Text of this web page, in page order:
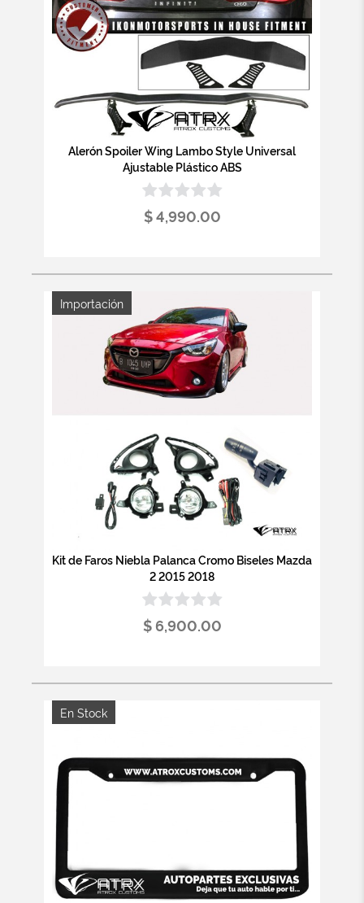
Alerón Spoiler Wing Lambo Style Universal
Ajustable Plástico ABS
$ 4,990.00
Importación
Kit de Faros Niebla Palanca Cromo Biseles Mazda
2 2015 2018
$ 6,900.00
En Stock